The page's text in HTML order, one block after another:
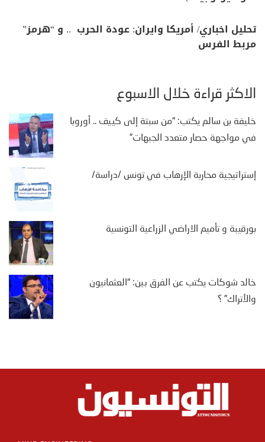
تحليل اخباري/ أمريكا وايران: عودة الحرب .. و “هرمز”
مربط الفرس
الأكثر قراءة خلال الأسبوع
خليفة بن سالم يكتب: “من سبتة إلى كييف .. أوروبا
في مواجهة حصار متعدد الجبهات”
إستراتيجية محاربة الإرهاب في تونس /دراسة/
بورقيبة و تأميم الاراضي الزراعية التونسية
خالد شوكات يكتب عن الفرق بين: “العثمانيون
والأتراك” ؟